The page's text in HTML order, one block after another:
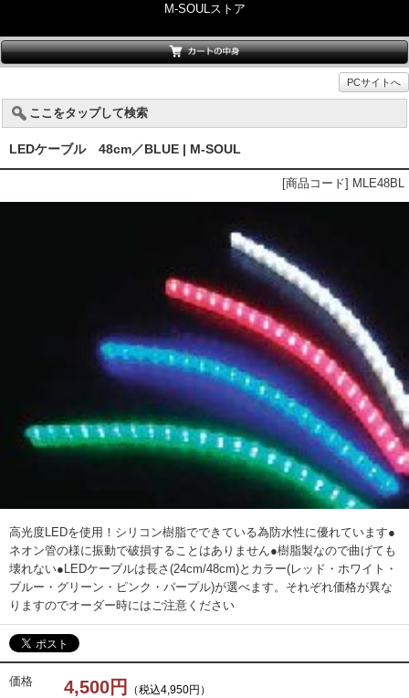
M-SOULストア
PCサイトへ
ここをタップして検索
LEDケーブル 48cm／BLUE | M-SOUL
[商品コード] MLE48BL
高光度LEDを使用！シリコン樹脂でできている為防水性に優れています●
ネオン管の様に振動で破損することはありません●樹脂製なので曲げても
壊れない●LEDケーブルは長さ(24cm/48cm)とカラー(レッド・ホワイト・
ブルー・グリーン・ピンク・パープル)が選べます。それぞれ価格が異な
りますのでオーダー時にはご注意ください
価格 4,500円 （税込4,950円）